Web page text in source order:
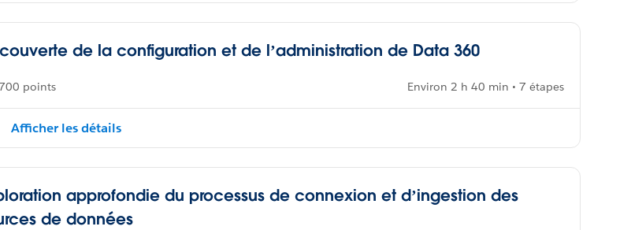
de la configuration et de l’administration de Data 360
points Environ 2 h 40 min • 7 étapes
Afficher les détails
approfondie du processus de connexion et d’ingestion des
de données